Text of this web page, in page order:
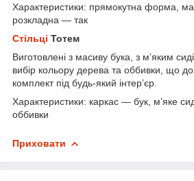
Характеристики: прямокутна форма,
розкладна — так
Стільці Тотем
Виготовлені з масиву бука, з м’яким
вибір кольору дерева та оббивки, що
комплект під будь-який інтер’єр.
Характеристики: каркас — бук, м’яке
оббивки
Приховати